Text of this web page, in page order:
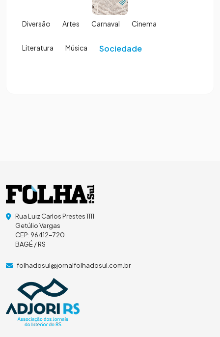
Diversão Artes Carnaval Cinema
Literatura Música Sociedade
Rua Luiz Carlos Prestes 1111
Getúlio Vargas
CEP: 96412-720
BAGÉ / RS
folhadosul@jornalfolhadosul.com.br